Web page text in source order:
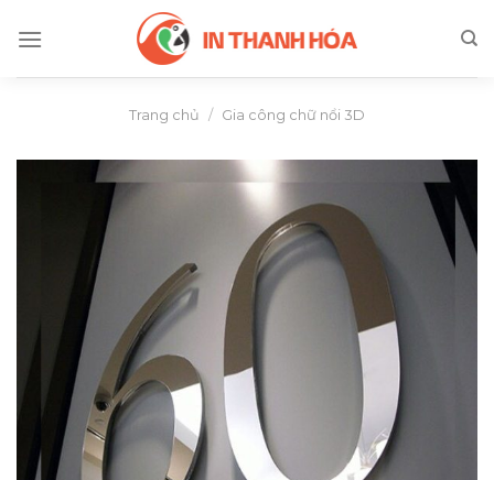
Trang chủ / Gia công chữ nổi 3D